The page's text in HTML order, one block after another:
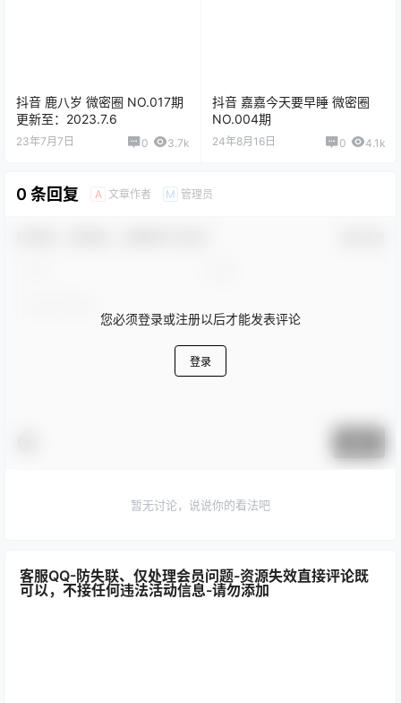
抖音 鹿八岁 微密圈 NO.017期
更新至：2023.7.6
23年7月7日 0 3.7k
抖音 嘉嘉今天要早睡 微密圈
NO.004期
24年8月16日 0 4.1k
0 条回复 A 文章作者 M 管理员
您必须登录或注册以后才能发表评论
登录
暂无讨论，说说你的看法吧
客服QQ-防失联、仅处理会员问题-资源失效直接评论既
可以，不接任何违法活动信息-请勿添加